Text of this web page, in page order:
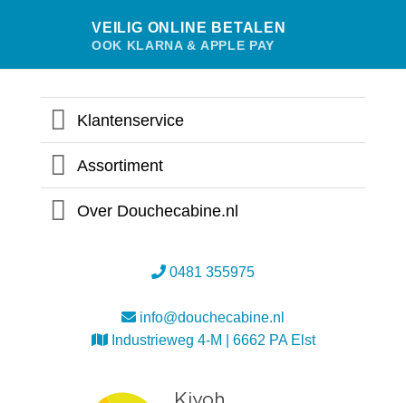
VEILIG ONLINE BETALEN
OOK KLARNA & APPLE PAY
Klantenservice
Assortiment
Over Douchecabine.nl
0481 355975
info@douchecabine.nl
Industrieweg 4-M | 6662 PA Elst